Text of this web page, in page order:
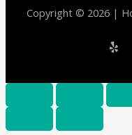
Copyright © 2026 |